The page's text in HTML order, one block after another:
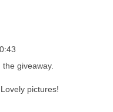
giveaway.
pictures!